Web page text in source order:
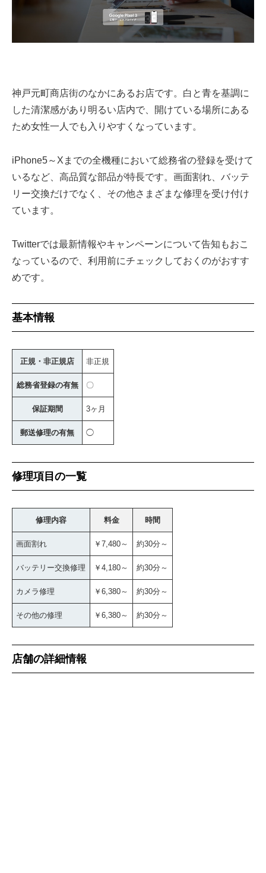
神戸元町商店街のなかにあるお店です。白と青を基調に
した清潔感があり明るい店内で、開けている場所にある
ため女性一人でも入りやすくなっています。
iPhone5～Xまでの全機種において総務省の登録を受けて
いるなど、高品質な部品が特長です。画面割れ、バッテ
リー交換だけでなく、その他さまざまな修理を受け付け
ています。
Twitterでは最新情報やキャンペーンについて告知もおこ
なっているので、利用前にチェックしておくのがおすす
めです。
基本情報
正規・非正規店 非正規
総務省登録の有無 〇
保証期間 3ヶ月
郵送修理の有無 ◯
修理項目の一覧
修理内容 料金 時間
画面割れ ￥7,480～ 約30分～
バッテリー交換修理 ￥4,180～ 約30分～
カメラ修理 ￥6,380～ 約30分～
その他の修理 ￥6,380～ 約30分～
店舗の詳細情報